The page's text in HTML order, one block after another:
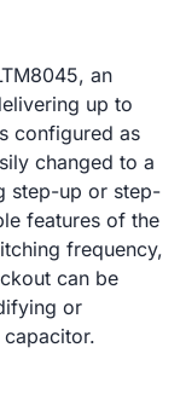
an
up to
configured as
changed to a
step-up or step-
features of the
frequency,
can be
or